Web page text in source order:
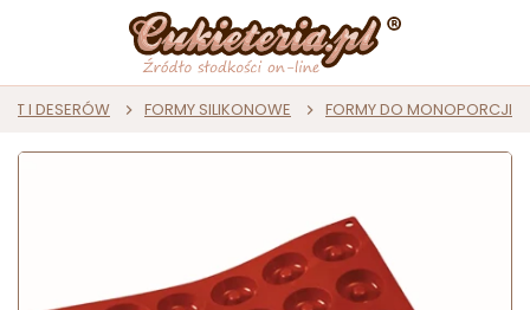
I DESERÓW FORMY SILIKONOWE FORMY DO MONOPORCJI